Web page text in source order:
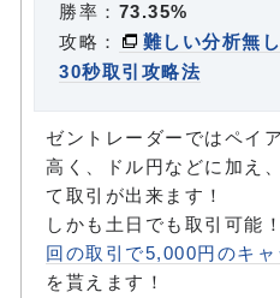
勝率： 73.35%
攻略：
難しい分析無
30秒取引攻略法
ゼントレーダーではペイ
高く、ドル円などに加え
て取引が出来ます！
しかも土日でも取引可能！
回の取引で5,000円のキ
を貰えます！